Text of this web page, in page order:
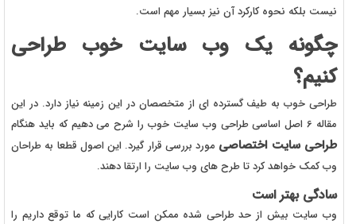
نیست بلکه نحوه کارکرد آن نیز بسیار مهم است.
چگونه یک وب سایت خوب طراحی
کنیم؟
طراحی خوب به طیف گسترده ای از متخصصان در این زمینه نیاز دارد. در این
مقاله 6 اصل اساسی طراحی وب سایت خوب را شرح می دهیم که باید هنگام
طراحی سایت اختصاصی مورد بررسی قرار گیرد. این اصول قطعا به طراحان
وب کمک خواهد کرد تا طرح های وب سایت را ارتقا دهند.
سادگی بهتر است
وب سایت بیش از حد طراحی شده ممکن است کارایی که ما توقع داریم را